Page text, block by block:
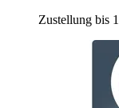
Zustellung bis